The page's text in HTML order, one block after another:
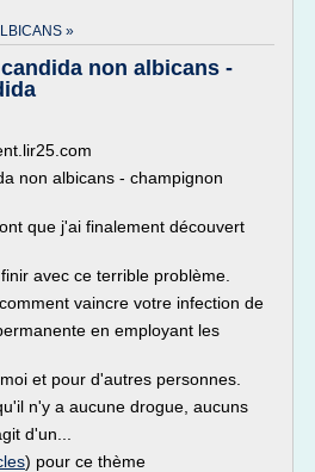
»
non albicans -
non albicans - champignon
que j'ai finalement découvert
avec ce terrible problème.
vaincre votre infection de
en employant les
et pour d'autres personnes.
n'y a aucune drogue, aucuns
d'un...
) pour ce thème